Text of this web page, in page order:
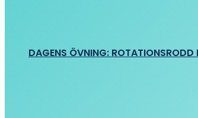
DAGENS ÖVNING: ROTATIONSRODD